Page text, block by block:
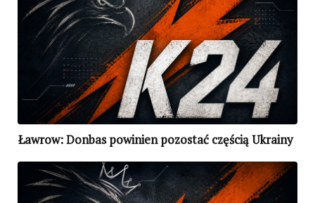
Ławrow: Donbas powinien pozostać częścią Ukrainy